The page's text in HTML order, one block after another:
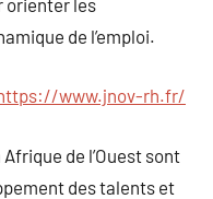
de l’emploi.
www.jnov-rh.fr/
de l’Ouest sont
des talents et